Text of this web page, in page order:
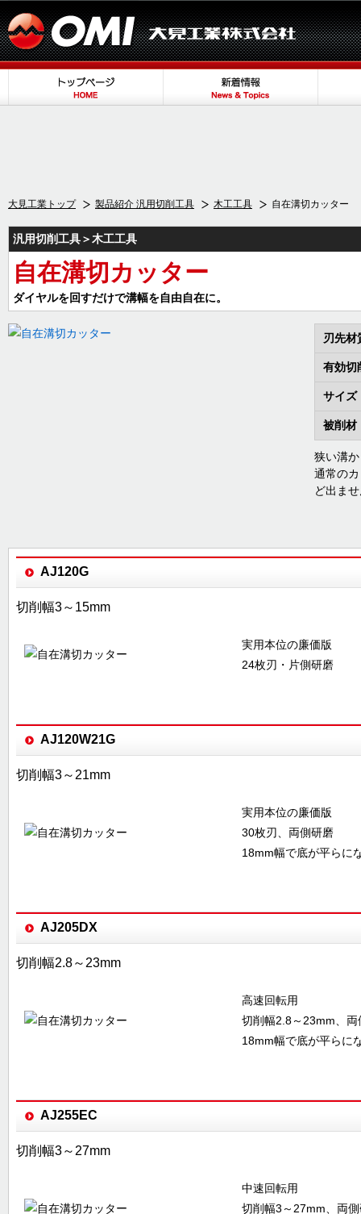
大見工業トップ 製品紹介 汎用切削工具 木工工具 自在溝切カッター
汎用切削工具＞木工工具
自在溝切カッター
ダイヤルを回すだけで溝幅を自由自在に。
刃先材
有効切
サイズ
被削材
狭い溝
通常の
ど出ま
AJ120G
切削幅3～15mm
実用本位の廉価版
24枚刃・片側研磨
AJ120W21G
切削幅3～21mm
実用本位の廉価版
30枚刃、両側研磨
18mm幅で底が平らに
AJ205DX
切削幅2.8～23mm
高速回転用
切削幅2.8～23mm、両
18mm幅で底が平らに
AJ255EC
切削幅3～27mm
中速回転用
切削幅3～27mm、両